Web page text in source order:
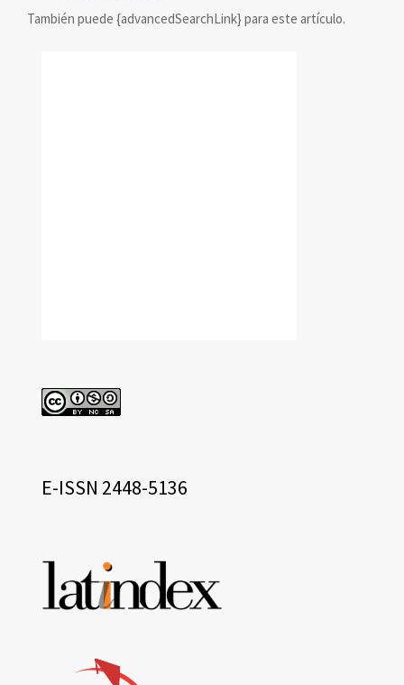
También puede {advancedSearchLink} para este artículo.
cc
eissn
E-ISSN 2448-5136
Base
de
datos